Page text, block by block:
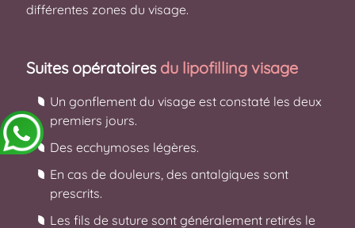
différentes zones du visage.
Suites opératoires du lipofilling visage
Un gonflement du visage est constaté les deux
premiers jours.
Des ecchymoses légères.
En cas de douleurs, des antalgiques sont
prescrits.
Les fils de suture sont généralement retirés le